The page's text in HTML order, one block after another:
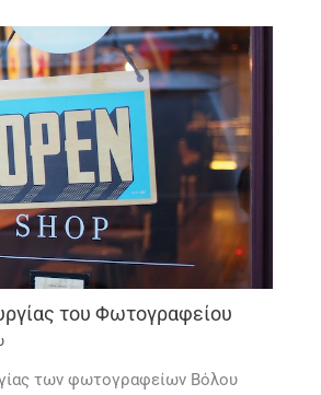
του Φωτογραφείου
των φωτογραφείων Βόλου